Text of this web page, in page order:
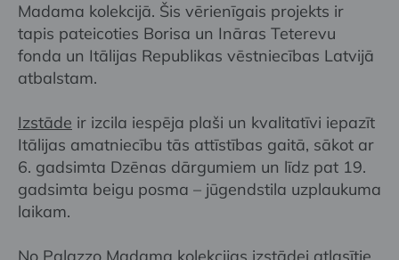
Madama kolekcijā. Šis vērienīgais projekts ir
tapis pateicoties Borisa un Ināras Teterevu
fonda un Itālijas Republikas vēstniecības Latvijā
atbalstam.
Izstāde ir izcila iespēja plaši un kvalitatīvi iepazīt
Itālijas amatniecību tās attīstības gaitā, sākot ar
6. gadsimta Dzēnas dārgumiem un līdz pat 19.
gadsimta beigu posma – jūgendstila uzplaukuma
laikam.